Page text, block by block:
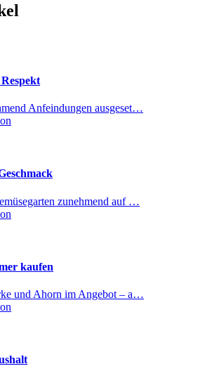
Anfeindungen ausgeset…
zunehmend auf …
kaufen
und Ahorn im Angebot – a…